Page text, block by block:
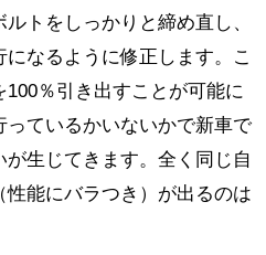
トをしっかりと締め直し、
なるように修正します。こ
％引き出すことが可能に
ているかいないかで新車で
生じてきます。全く同じ自
能にバラつき）が出るのは